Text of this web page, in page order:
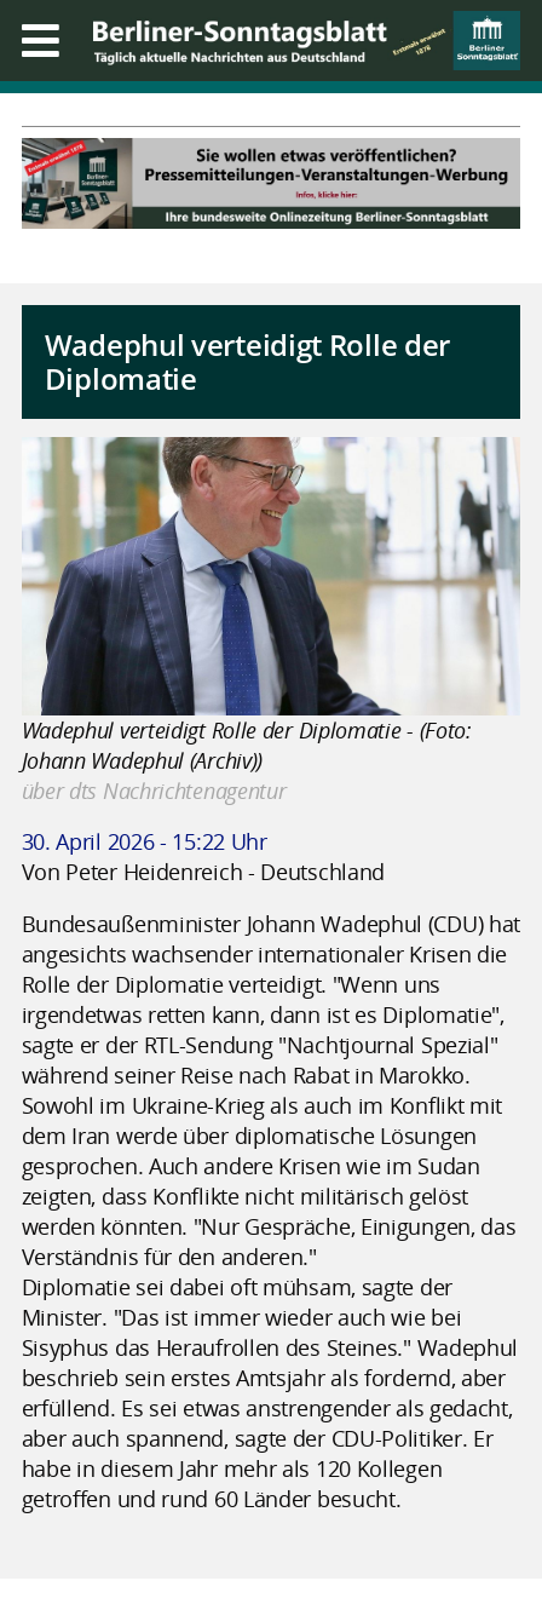
Wadephul verteidigt Rolle der
Diplomatie
Wadephul verteidigt Rolle der Diplomatie - (Foto:
Johann Wadephul (Archiv))
über dts Nachrichtenagentur
30. April 2026 - 15:22 Uhr
Von Peter Heidenreich - Deutschland
Bundesaußenminister Johann Wadephul (CDU) hat
angesichts wachsender internationaler Krisen die
Rolle der Diplomatie verteidigt. "Wenn uns
irgendetwas retten kann, dann ist es Diplomatie",
sagte er der RTL-Sendung "Nachtjournal Spezial"
während seiner Reise nach Rabat in Marokko.
Sowohl im Ukraine-Krieg als auch im Konflikt mit
dem Iran werde über diplomatische Lösungen
gesprochen. Auch andere Krisen wie im Sudan
zeigten, dass Konflikte nicht militärisch gelöst
werden könnten. "Nur Gespräche, Einigungen, das
Verständnis für den anderen."
Diplomatie sei dabei oft mühsam, sagte der
Minister. "Das ist immer wieder auch wie bei
Sisyphus das Heraufrollen des Steines." Wadephul
beschrieb sein erstes Amtsjahr als fordernd, aber
erfüllend. Es sei etwas anstrengender als gedacht,
aber auch spannend, sagte der CDU-Politiker. Er
habe in diesem Jahr mehr als 120 Kollegen
getroffen und rund 60 Länder besucht.